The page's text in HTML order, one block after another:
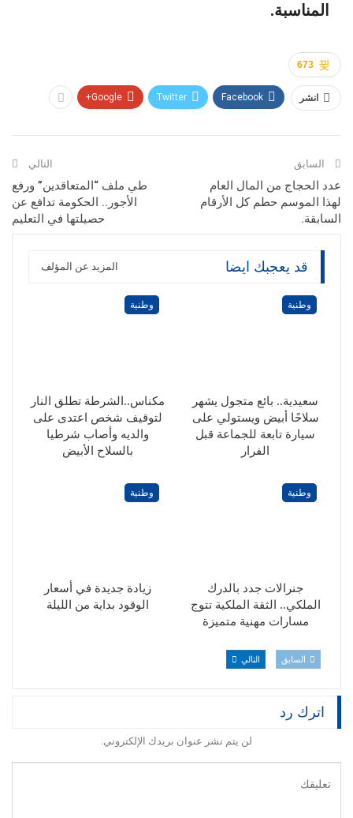
المناسبة.
673
انشر Facebook
Twitter
Google+
السابق
عدد الحجاج من المال العام
لهذا الموسم حطم كل الأرقام
السابقة.
التالي
طي ملف “المتعاقدين” ورفع
الأجور.. الحكومة تدافع عن
حصيلتها في التعليم
قد يعجبك ايضا المزيد عن المؤلف
وطنية
سعيدية.. بائع متجول يشهر
سلاحًا أبيض ويستولي على
سيارة تابعة للجماعة قبل
الفرار
وطنية
مكناس..الشرطة تطلق النار
لتوقيف شخص اعتدى على
والديه وأصاب شرطيا
بالسلاح الأبيض
وطنية
جنرالات جدد بالدرك
الملكي.. الثقة الملكية تتوج
مسارات مهنية متميزة
وطنية
زيادة جديدة في أسعار
الوقود بداية من الليلة
السابق التالي
اترك رد
لن يتم نشر عنوان بريدك الإلكتروني.